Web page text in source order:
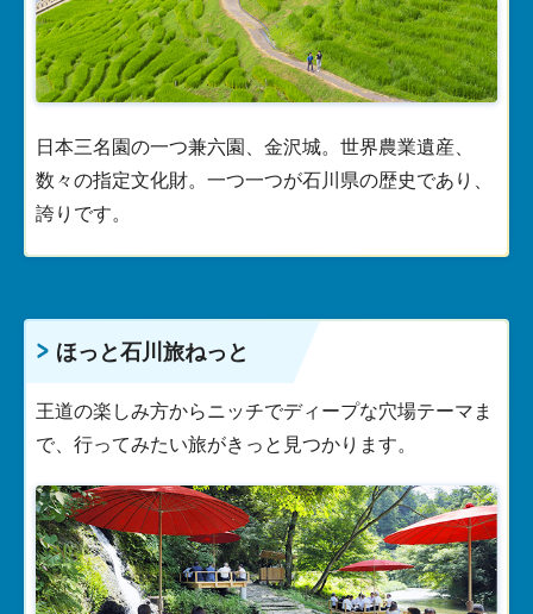
日本三名園の一つ兼六園、金沢城。世界農業遺産、
数々の指定文化財。一つ一つが石川県の歴史であり、
誇りです。
ほっと石川旅ねっと
王道の楽しみ方からニッチでディープな穴場テーマま
で、行ってみたい旅がきっと見つかります。